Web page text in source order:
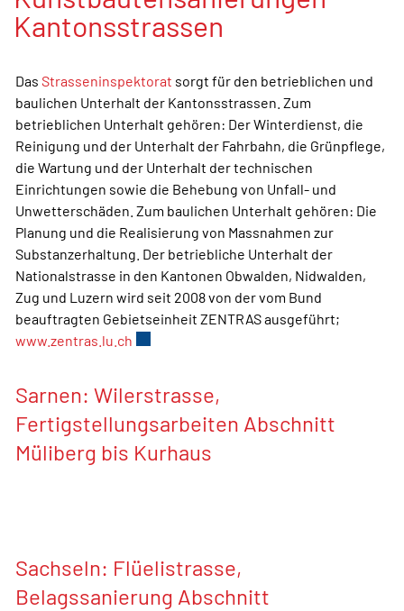
Kantonsstrassen
Das Strasseninspektorat sorgt für den betrieblichen und
baulichen Unterhalt der Kantonsstrassen. Zum
betrieblichen Unterhalt gehören: Der Winterdienst, die
Reinigung und der Unterhalt der Fahrbahn, die Grünpflege,
die Wartung und der Unterhalt der technischen
Einrichtungen sowie die Behebung von Unfall- und
Unwetterschäden. Zum baulichen Unterhalt gehören: Die
Planung und die Realisierung von Massnahmen zur
Substanzerhaltung. Der betriebliche Unterhalt der
Nationalstrasse in den Kantonen Obwalden, Nidwalden,
Zug und Luzern wird seit 2008 von der vom Bund
beauftragten Gebietseinheit ZENTRAS ausgeführt;
www.zentras.lu.ch
Sarnen: Wilerstrasse,
Fertigstellungsarbeiten Abschnitt
Müliberg bis Kurhaus
Sachseln: Flüelistrasse,
Belagssanierung Abschnitt